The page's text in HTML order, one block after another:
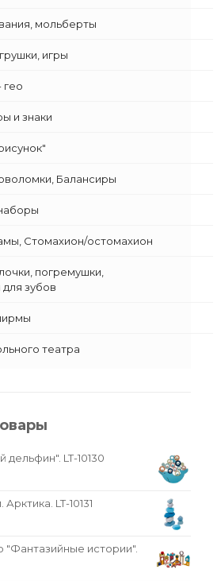
мольберты
игры
гео
и знаки
Балансиры
Стомахион/остомахион
погремушки,
зубов
театра
LT-10130
LT-10131
"Фантазийные истории".